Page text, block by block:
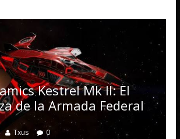
Kestrel Mk II: El
de la Armada Federal
0